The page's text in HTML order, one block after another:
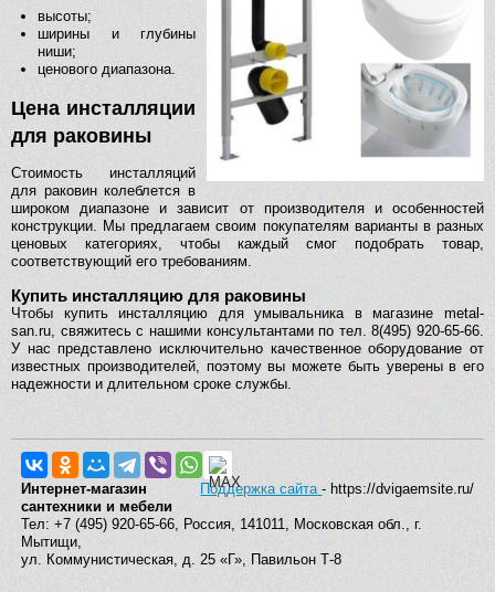
высоты;
ширины и глубины
ниши;
ценового диапазона.
Цена инсталляции
для раковины
Стоимость инсталляций
для раковин колеблется в
широком диапазоне и зависит от производителя и особенностей
конструкции. Мы предлагаем своим покупателям варианты в разных
ценовых категориях, чтобы каждый смог подобрать товар,
соответствующий его требованиям.
Купить инсталляцию для раковины
Чтобы купить инсталляцию для умывальника в магазине metal-
san.ru, свяжитесь с нашими консультантами по тел. 8(495) 920-65-66.
У нас представлено исключительно качественное оборудование от
известных производителей, поэтому вы можете быть уверены в его
надежности и длительном сроке службы.
Поддержка сайта- https://dvigaemsite.ru/
Интернет-магазин
сантехники и мебели
Тел: +7 (495) 920-65-66, Россия, 141011, Московская обл., г.
Мытищи,
ул. Коммунистическая, д. 25 «Г», Павильон Т-8